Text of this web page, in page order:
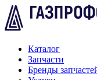
Каталог
Запчасти
Бренды